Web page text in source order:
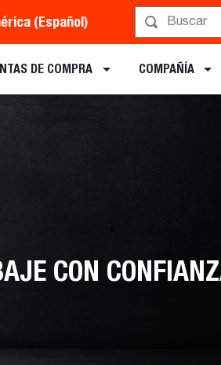
(Español)
DE COMPRA COMPAÑÍA
CON
Implementos